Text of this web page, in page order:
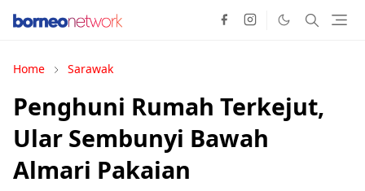
Home Sarawak
Penghuni Rumah Terkejut,
Ular Sembunyi Bawah
Almari Pakaian